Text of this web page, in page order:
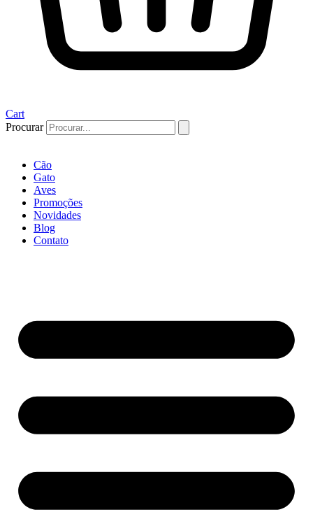
Cart
Procurar
Cão
Gato
Aves
Promoções
Novidades
Blog
Contato